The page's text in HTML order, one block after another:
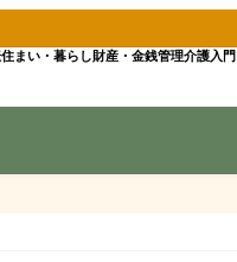
住まい・暮らし 財産・金銭管理介護入門